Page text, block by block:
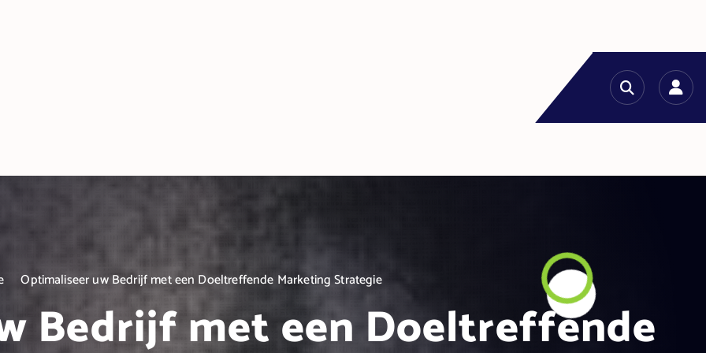
Optimaliseer uw Bedrijf met een Doeltreffende Marketing Strategie
Bedrijf met een Doeltreffende